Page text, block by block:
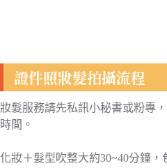
證件照妝髮拍攝流程
妝髮服務請先私訊小秘書或粉專
時間。
化妝＋髮型吹整大約30~40分鐘，